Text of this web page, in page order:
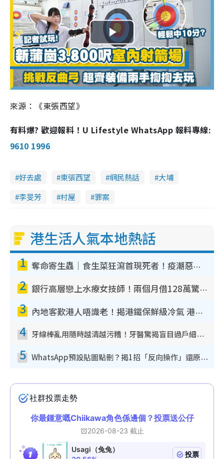
P
l
a
V
d
來源：《東張西望》
有料爆? 歡迎報料！U Lifestyle WhatsApp 報料專線:
9610 1996
好去處 東張西望 網民熱話
大埔
李旻芳
村屋 罪案
港生活人氣本地熱話
1 奪命寄生蟲｜食生菜狂瀉首現死者！疫潮惡化錄1.8萬宗病例 揭洗菜3大謬誤
2 銀行高層戀上水療女技師！兩個月借128萬驚覺「沉船」沉落火海 揭背後疑似邪教操控賣淫
3 內地客歎港人唔識老！揭港鐵保鮮級冷氣 港人求放過：咪投訴
4 牙線棒亂用隨時越清越污糟！牙醫驚揭盲目過戶細菌恐致蛀牙：呢種先係日常真保養
5 WhatsApp預設貼圖點刪？揭1招「反向操作」還原簡潔介面 附3步實測教學